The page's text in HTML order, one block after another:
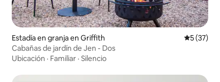
Estadía en granja en Griffith
5 (37)
Cabañas de jardín de Jen - Dos
Ubicación · Familiar · Silencio